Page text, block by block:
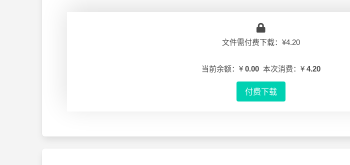
文件需付费下载：¥4.20
当前余额：¥ 0.00 本次消费：¥ 4.20
付费下载